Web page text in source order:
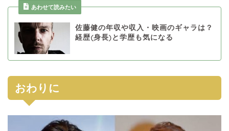
あわせて読みたい
佐藤健の年収や収入・映画のギャラは？
経歴(身長)と学歴も気になる
おわりに